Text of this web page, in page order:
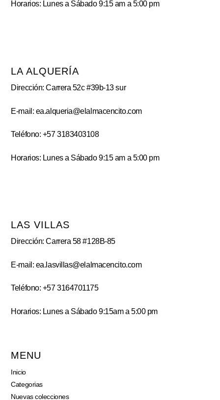
Horarios: Lunes a Sábado 9:15 am a 5:00 pm
LA ALQUERÍA
Dirección: Carrera 52c #39b-13 sur
E-mail: ea.alqueria@elalmacencito.com
Teléfono: +57 3183403108
Horarios: Lunes a Sábado 9:15 am a 5:00 pm
LAS VILLAS
Dirección: Carrera 58 #128B-85
E-mail: ea.lasvillas@elalmacencito.com
Teléfono: +57 3164701175
Horarios: Lunes a Sábado 9:15am a 5:00 pm
MENU
Inicio
Categorias
Nuevas colecciones